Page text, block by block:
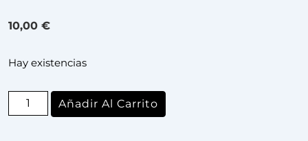
10,00 €
Hay existencias
Añadir Al Carrito